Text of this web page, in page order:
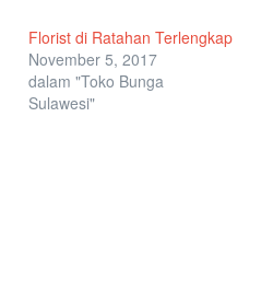
Florist di Ratahan Terlengkap
November 5, 2017
dalam "Toko Bunga
Sulawesi"